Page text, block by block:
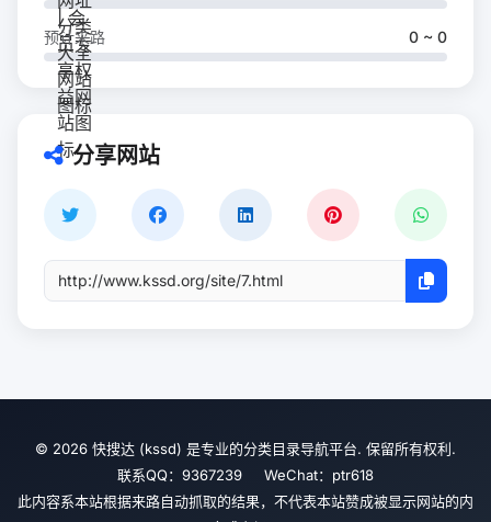
预计来路 0 ~ 0
分享网站
© 2026 快搜达 (kssd) 是专业的分类目录导航平台. 保留所有权利.
联系QQ：9367239 WeChat：ptr618
此内容系本站根据来路自动抓取的结果，不代表本站赞成被显示网站的内